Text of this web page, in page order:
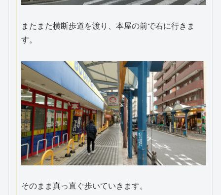
またまた横断歩道を渡り、本屋の前で右に行きま
す。
そのまま真っ直ぐ歩いていきます。